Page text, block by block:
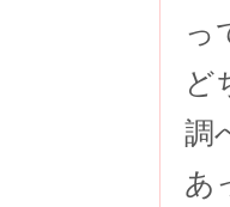
っ
ど
調
あ